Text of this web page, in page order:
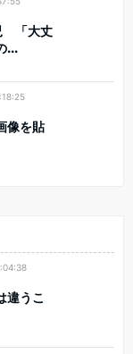
「大丈
...
像を貼
違うこ